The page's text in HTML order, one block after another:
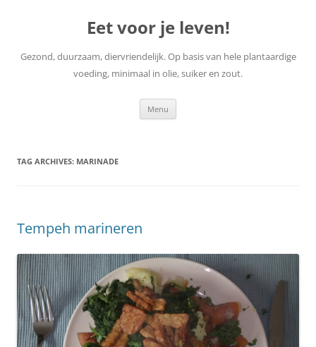
Eet voor je leven!
Gezond, duurzaam, diervriendelijk. Op basis van hele plantaardige
voeding, minimaal in olie, suiker en zout.
Menu
TAG ARCHIVES: MARINADE
Tempeh marineren